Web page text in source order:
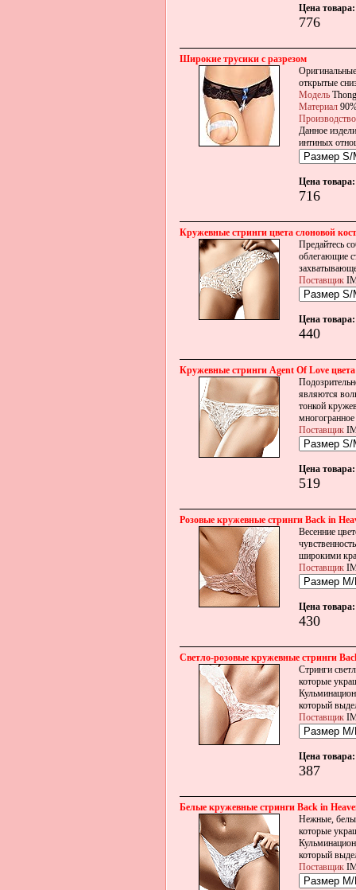
Цена товара:
776
Широкие трусики с разрезом
открытые
МодельThong
Материал
Производство
Данное
интиных
Цена товара:
716
Кружевные стринги цвета слоновой
Предайтесь
облегающие
Поставщик
Цена товара:
440
Кружевные стринги Agent Of Love цвета
являются
тонкой
Поставщик
Цена товара:
519
Розовые кружевные стринги Back in
Весенние
широкими
Поставщик
Цена товара:
430
Светло-розовые кружевные стринги
Стринги
которые
который
Поставщик
Цена товара:
387
Белые кружевные стринги Back in
Нежные,
которые
который
Поставщик